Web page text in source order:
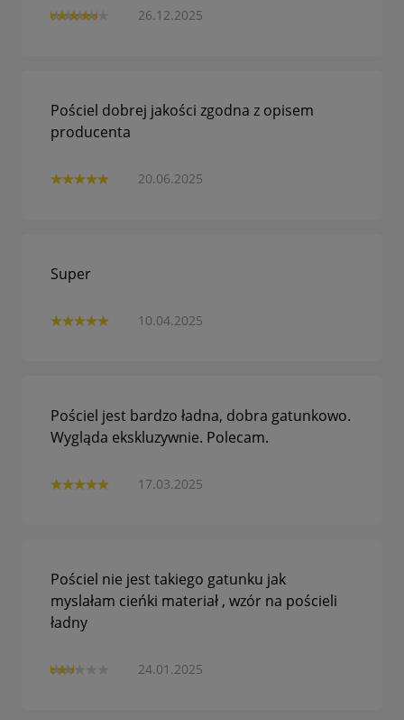
26.12.2025
20.06.2025
Pościel dobrej jakości zgodna z opisem
producenta
10.04.2025
Super
17.03.2025
Pościel jest bardzo ładna, dobra gatunkowo.
Wygląda ekskluzywnie. Polecam.
24.01.2025
Pościel nie jest takiego gatunku jak
myslałam cieńki materiał , wzór na pościeli
ładny